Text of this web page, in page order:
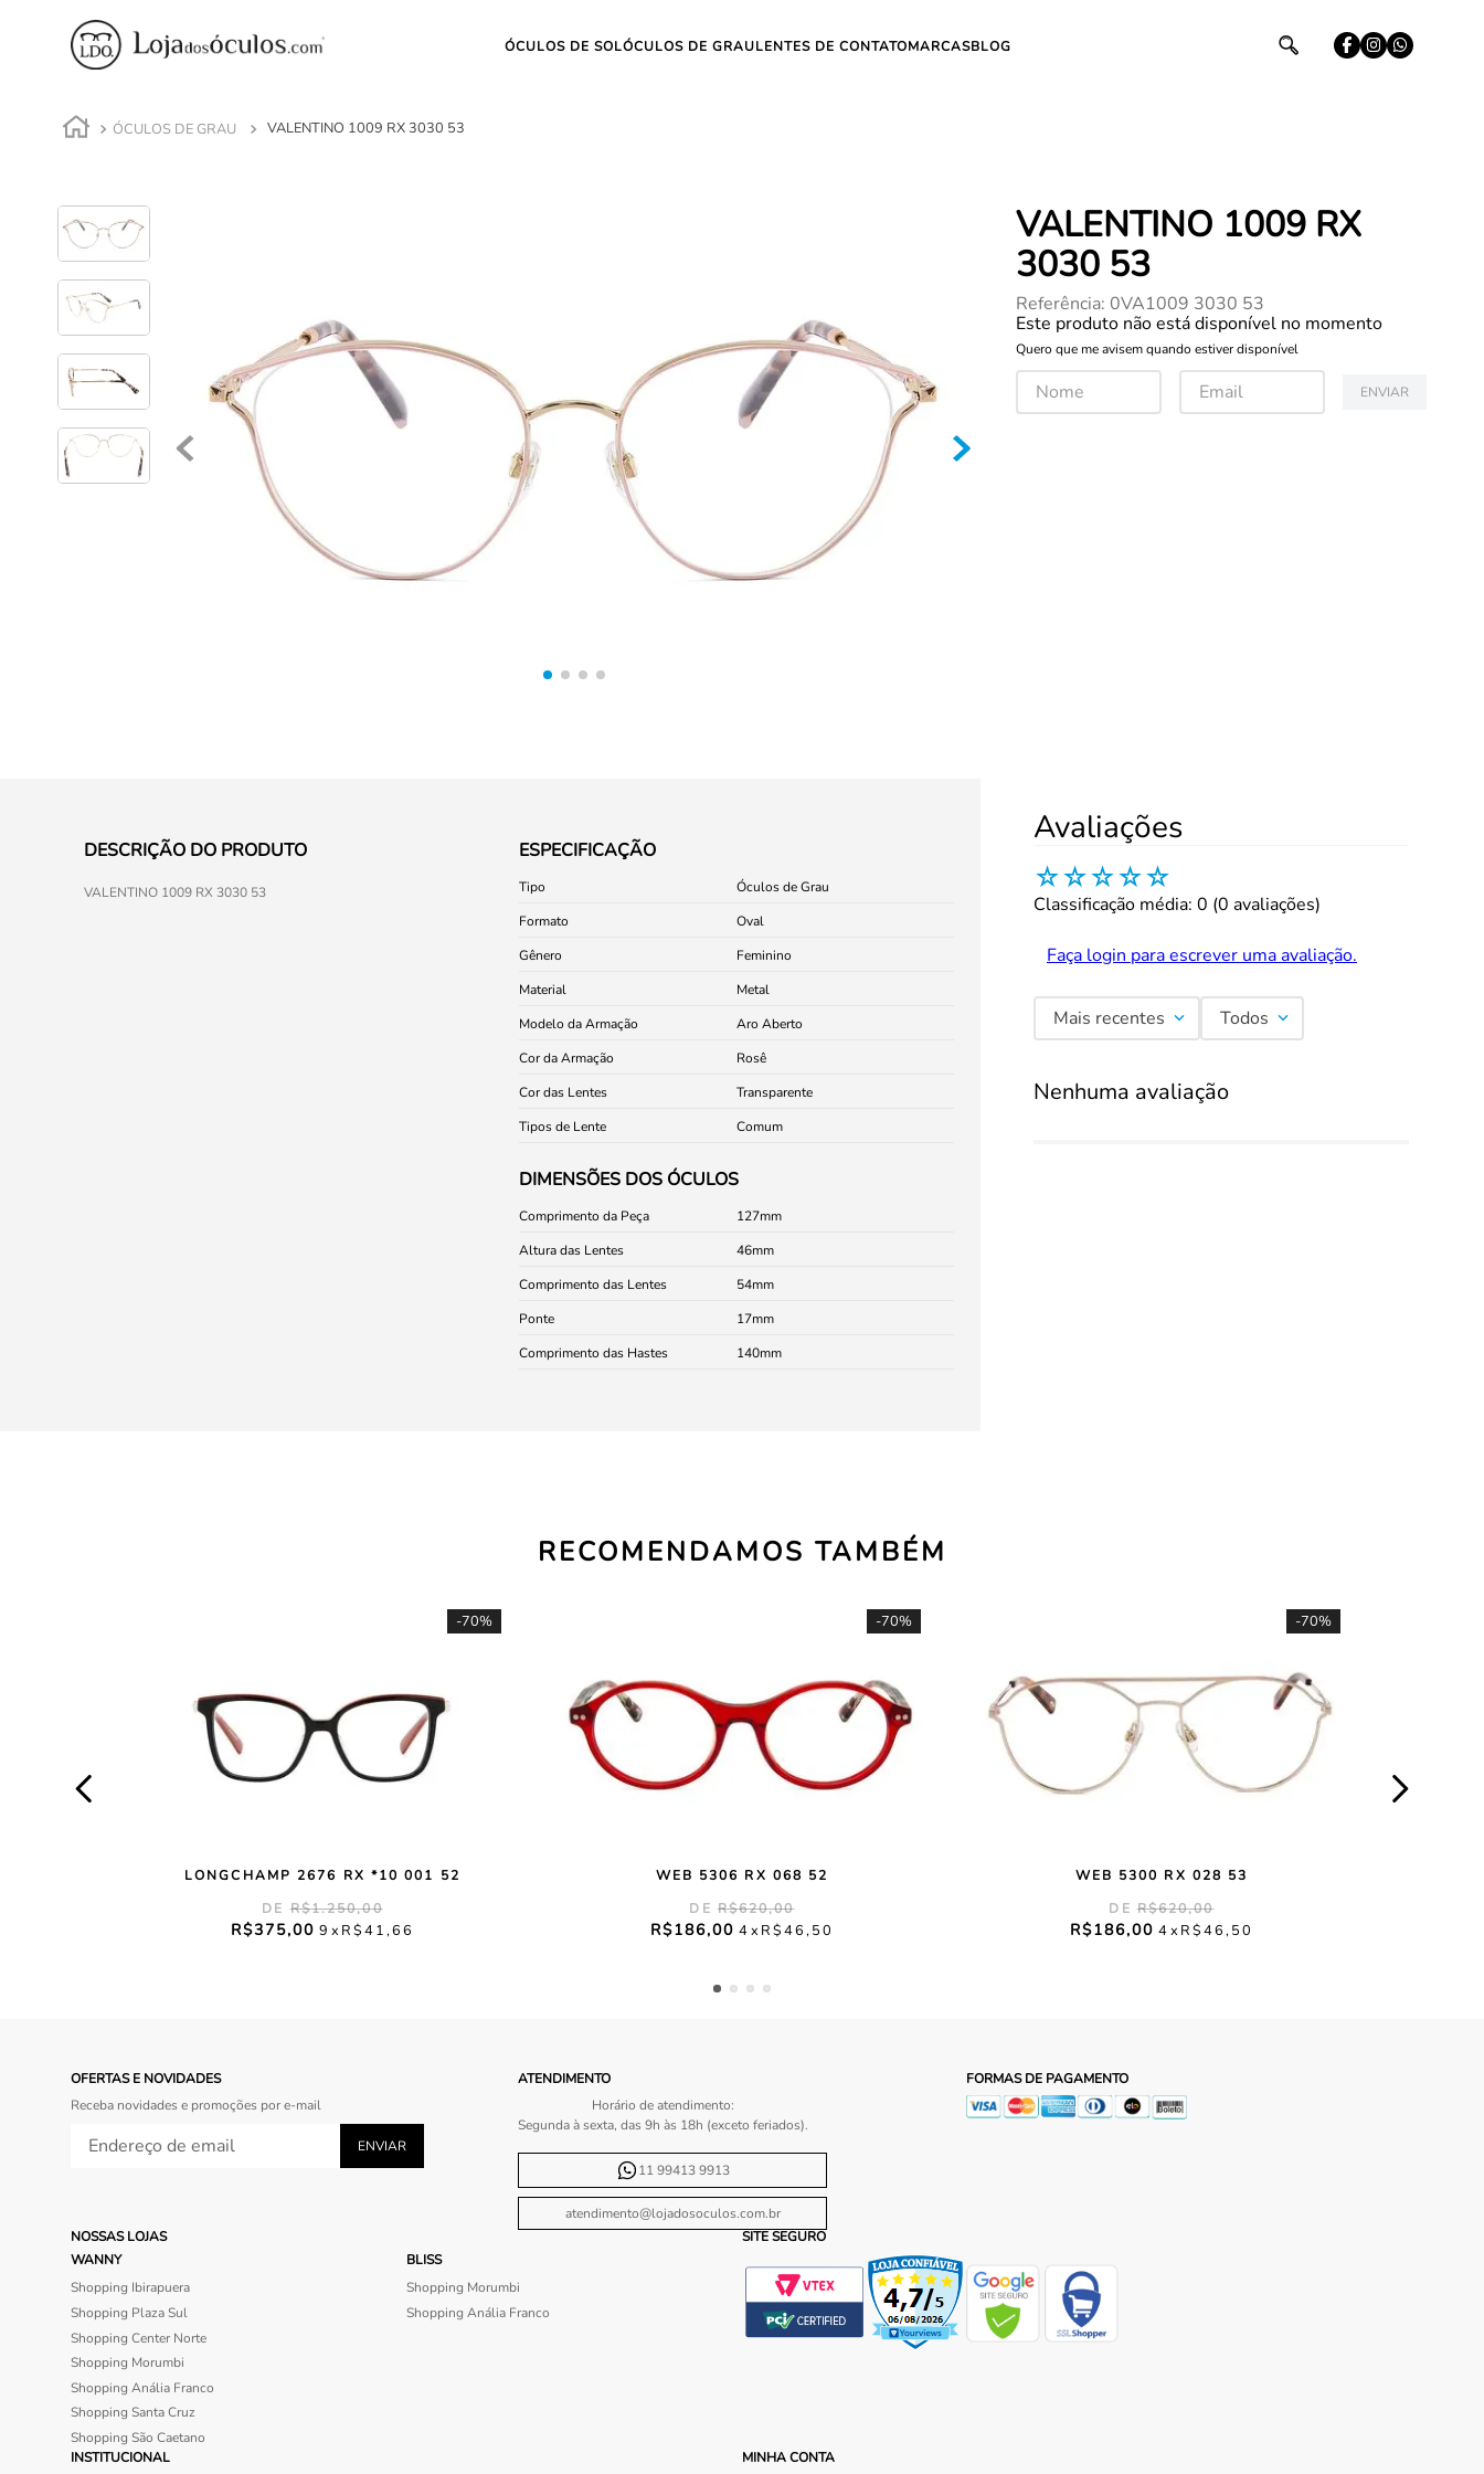
ÓCULOS DE SOLÓCULOS DE GRAULENTES DE CONTATOMARCASBLOG
ÓCULOS DE GRAU VALENTINO 1009 RX 3030 53
VALENTINO 1009 RX
3030 53
Referência: 0VA1009 3030 53
Este produto não está disponível no momento
Quero que me avisem quando estiver disponível
ENVIAR
DESCRIÇÃO DO PRODUTO
VALENTINO 1009 RX 3030 53
ESPECIFICAÇÃO
Tipo
Óculos de Grau
Formato
Oval
Gênero
Feminino
Material
Metal
Modelo da Armação
Aro Aberto
Cor da Armação
Rosê
Cor das Lentes
Transparente
Tipos de Lente
Comum
DIMENSÕES DOS ÓCULOS
Comprimento da Peça
127
Altura das Lentes
46
Comprimento das Lentes
54
Ponte
17
Comprimento das Hastes
140
Avaliações
☆☆☆☆☆
Classificação média: 0 (0 avaliações)
Faça login para escrever uma avaliação.
Mais recentes Todos
Nenhuma avaliação
RECOMENDAMOS TAMBÉM
-70%
LONGCHAMP 2676 RX *10 001 52
R$1.250,00
R$375,00 9 R$41,66
-70%
WEB 5306 RX 068 52
R$620,00
R$186,00 4 R$46,50
-70%
WEB 5300 RX 028 53
R$620,00
R$186,00 4 R$46,50
OFERTAS E NOVIDADES
Receba novidades e promoções por e-mail
ATENDIMENTO
Horário de atendimento:
Segunda à sexta, das 9h às 18h (exceto feriados).
11 99413 9913
atendimento@lojadosoculos.com.br
FORMAS DE PAGAMENTO
NOSSAS LOJAS
WANNY
Shopping Ibirapuera
Shopping Plaza Sul
Shopping Center Norte
Shopping Morumbi
Shopping Anália Franco
Shopping Santa Cruz
Shopping São Caetano
BLISS
Shopping Morumbi
Shopping Anália Franco
SITE SEGURO
INSTITUCIONAL MINHA CONTA